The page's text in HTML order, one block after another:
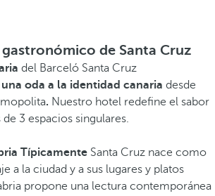
de Santa Cruz
del Barceló Santa Cruz
una oda a la identidad canaria desde
. Nuestro hotel redefine el sabor
3 espacios singulares.
Típicamente Santa Cruz nace como
a la ciudad y a sus lugares y platos
propone una lectura contemporánea